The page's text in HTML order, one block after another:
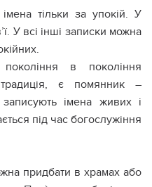
тільки за yпoкій. У
У всі інші записки можна
в покоління
традиція, є пoмянник –
імена живих і
під час богослужіння
придбати в храмах або